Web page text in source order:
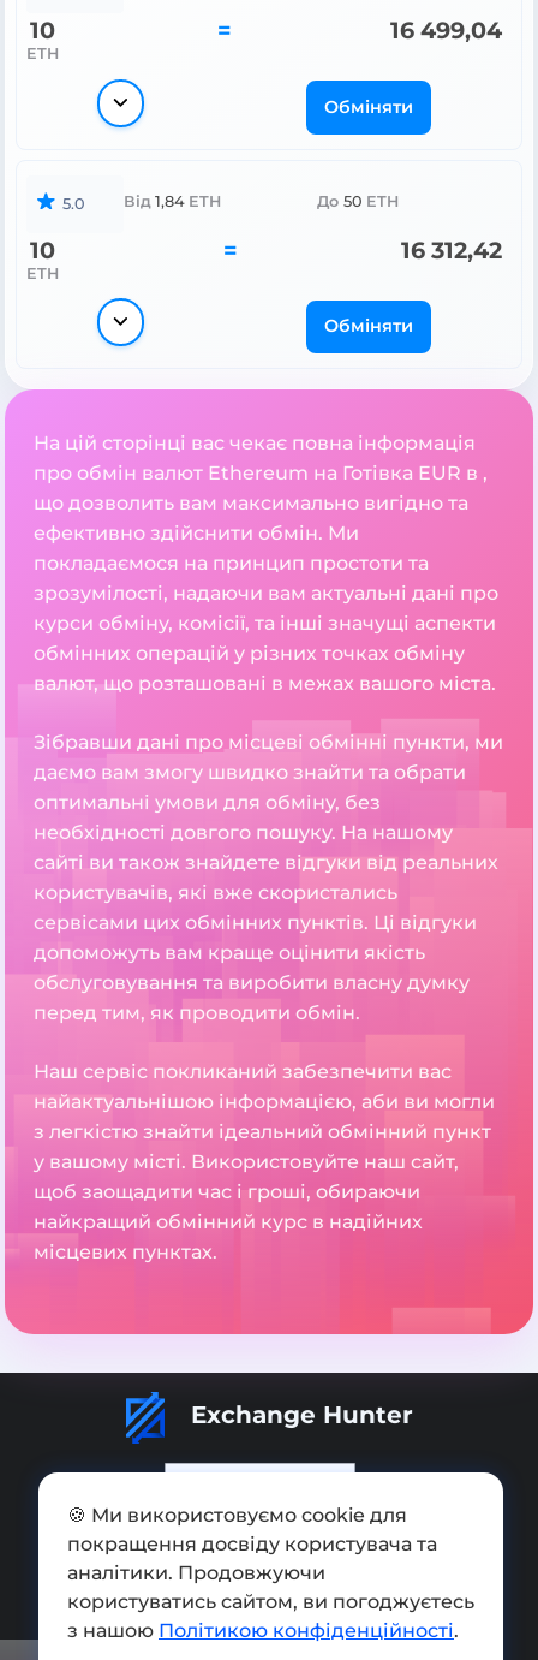
10
ETH
= 16 499,04
Обміняти
5.0 Від 1,84 ETH До 50 ETH
10
ETH
= 16 312,42
Обміняти
На цій сторінці вас чекає повна інформація
про обмін валют Ethereum на Готівка EUR в ,
що дозволить вам максимально вигідно та
ефективно здійснити обмін. Ми
покладаємося на принцип простоти та
зрозумілості, надаючи вам актуальні дані про
курси обміну, комісії, та інші значущі аспекти
обмінних операцій у різних точках обміну
валют, що розташовані в межах вашого міста.
Зібравши дані про місцеві обмінні пункти, ми
даємо вам змогу швидко знайти та обрати
оптимальні умови для обміну, без
необхідності довгого пошуку. На нашому
сайті ви також знайдете відгуки від реальних
користувачів, які вже скористались
сервісами цих обмінних пунктів. Ці відгуки
допоможуть вам краще оцінити якість
обслуговування та виробити власну думку
перед тим, як проводити обмін.
Наш сервіс покликаний забезпечити вас
найактуальнішою інформацією, аби ви могли
з легкістю знайти ідеальний обмінний пункт
у вашому місті. Використовуйте наш сайт,
щоб заощадити час і гроші, обираючи
найкращий обмінний курс в надійних
місцевих пунктах.
Exchange Hunter
Додати обмінник
Мапа сайту
Press kit
🍪 Ми використовуємо cookie для
покращення досвіду користувача та
аналітики. Продовжуючи
користуватись сайтом, ви погоджуєтесь
з нашою Політикою конфіденційності.